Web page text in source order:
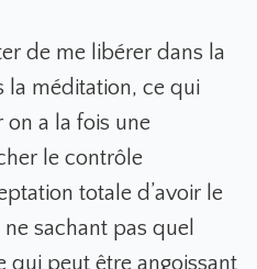
de me libérer dans la
la méditation, ce qui
on a la fois une
le contrôle
totale d’avoir le
sachant pas quel
qui peut être angoissant